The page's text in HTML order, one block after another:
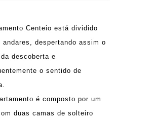
Centeio está dividido
andares, despertando assim o
descoberta e
o sentido de
é composto por um
duas camas de solteiro